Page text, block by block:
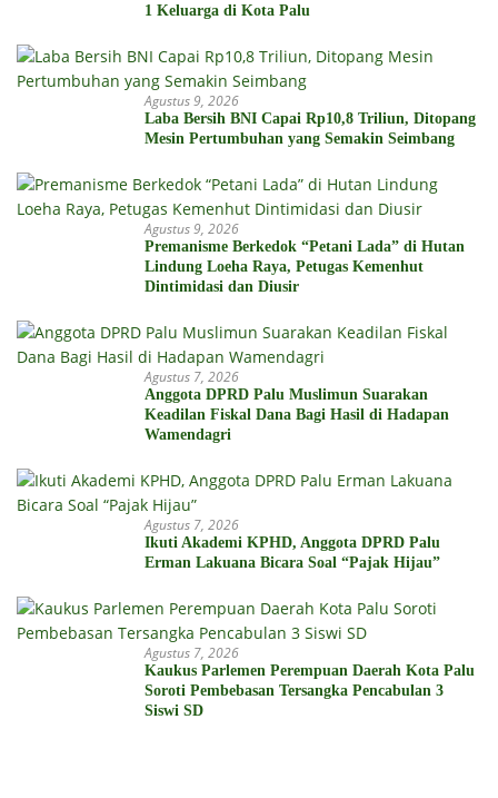
1 Keluarga di Kota Palu
Agustus 9, 2026
Laba Bersih BNI Capai Rp10,8 Triliun, Ditopang
Mesin Pertumbuhan yang Semakin Seimbang
Agustus 9, 2026
Premanisme Berkedok “Petani Lada” di Hutan
Lindung Loeha Raya, Petugas Kemenhut
Dintimidasi dan Diusir
Agustus 7, 2026
Anggota DPRD Palu Muslimun Suarakan
Keadilan Fiskal Dana Bagi Hasil di Hadapan
Wamendagri
Agustus 7, 2026
Ikuti Akademi KPHD, Anggota DPRD Palu
Erman Lakuana Bicara Soal “Pajak Hijau”
Agustus 7, 2026
Kaukus Parlemen Perempuan Daerah Kota Palu
Soroti Pembebasan Tersangka Pencabulan 3
Siswi SD